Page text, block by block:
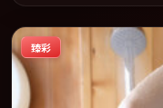
院线及主流平台同步亮
强情节与人物弧光的观众
臻彩